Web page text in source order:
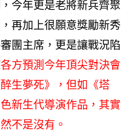
今年更是老將新兵齊聚
再加上很願意獎勵新秀
團主席，更是讓戰況陷
各方預測今年頂尖對決會
醉生夢死》，但如《塔
新生代導演作品，其實
不是沒有。